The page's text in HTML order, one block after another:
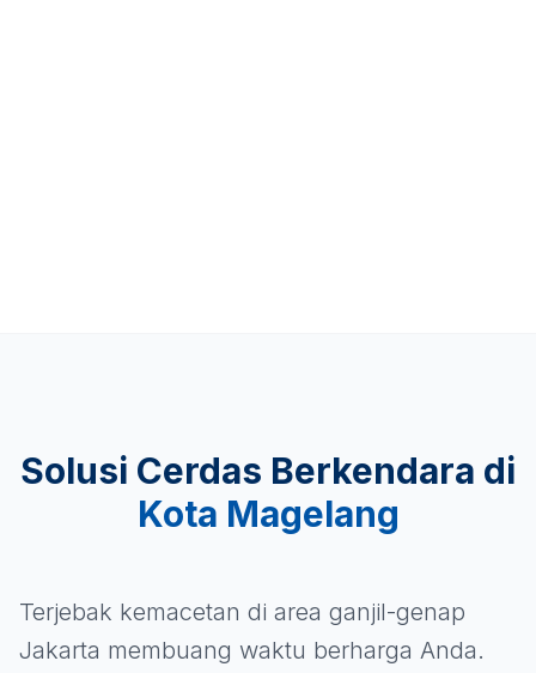
Solusi Cerdas Berkendara di
Kota Magelang
Terjebak kemacetan di area ganjil-genap
Jakarta membuang waktu berharga Anda.